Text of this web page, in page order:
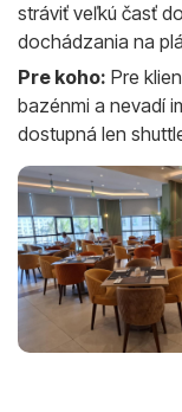
stráviť veľkú časť
dochádzania na
Pre koho: Pre
bazénmi a nevadí
dostupná len